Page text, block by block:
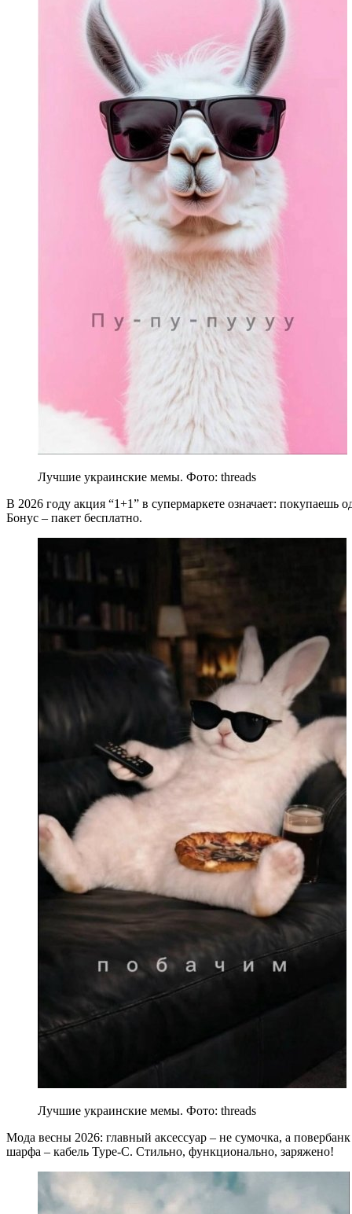
Лучшие украинские мемы. Фото: threads
В 2026 году акция “1+1” в супермаркете означает: покупаешь
Бонус – пакет бесплатно.
Лучшие украинские мемы. Фото: threads
Мода весны 2026: главный аксессуар – не сумочка, а
шарфа – кабель Type-C. Стильно, функционально, заряжено!